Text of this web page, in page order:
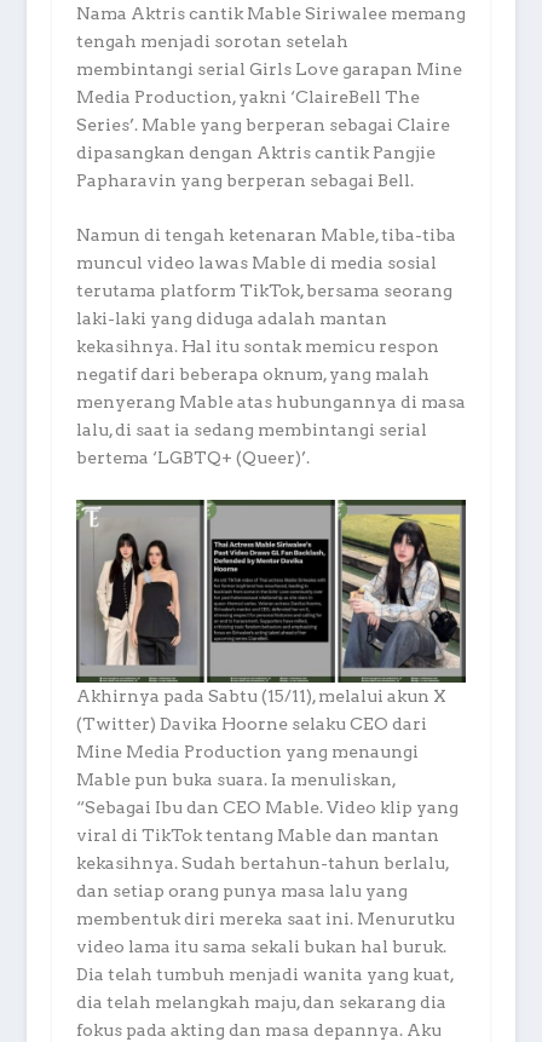
Nama Aktris cantik Mable Siriwalee memang
tengah menjadi sorotan setelah
membintangi serial Girls Love garapan Mine
Media Production, yakni ‘ClaireBell The
Series’. Mable yang berperan sebagai Claire
dipasangkan dengan Aktris cantik Pangjie
Papharavin yang berperan sebagai Bell.
Namun di tengah ketenaran Mable, tiba-tiba
muncul video lawas Mable di media sosial
terutama platform TikTok, bersama seorang
laki-laki yang diduga adalah mantan
kekasihnya. Hal itu sontak memicu respon
negatif dari beberapa oknum, yang malah
menyerang Mable atas hubungannya di masa
lalu, di saat ia sedang membintangi serial
bertema ‘LGBTQ+ (Queer)’.
Akhirnya pada Sabtu (15/11), melalui akun X
(Twitter) Davika Hoorne selaku CEO dari
Mine Media Production yang menaungi
Mable pun buka suara. Ia menuliskan,
“Sebagai Ibu dan CEO Mable. Video klip yang
viral di TikTok tentang Mable dan mantan
kekasihnya. Sudah bertahun-tahun berlalu,
dan setiap orang punya masa lalu yang
membentuk diri mereka saat ini. Menurutku
video lama itu sama sekali bukan hal buruk.
Dia telah tumbuh menjadi wanita yang kuat,
dia telah melangkah maju, dan sekarang dia
fokus pada akting dan masa depannya. Aku